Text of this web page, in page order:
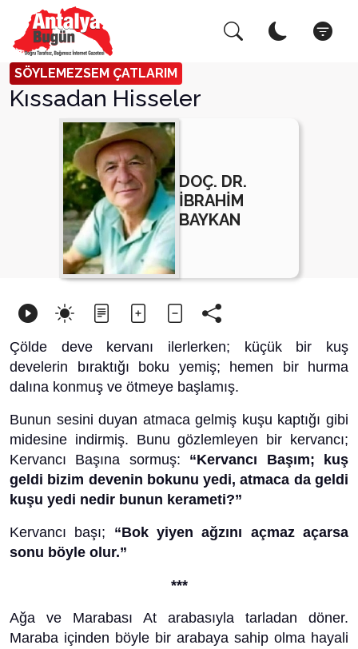
SÖYLEMEZSEM ÇATLARIM
Kıssadan Hisseler
DOÇ. DR.
İBRAHİM
BAYKAN
Çölde deve kervanı ilerlerken; küçük bir kuş
develerin bıraktığı boku yemiş; hemen bir hurma
dalına konmuş ve ötmeye başlamış.
Bunun sesini duyan atmaca gelmiş kuşu kaptığı gibi
midesine indirmiş. Bunu gözlemleyen bir kervancı;
Kervancı Başına sormuş: “Kervancı Başım; kuş
geldi bizim devenin bokunu yedi, atmaca da geldi
kuşu yedi nedir bunun kerameti?”
Kervancı başı; “Bok yiyen ağzını açmaz açarsa
sonu böyle olur.”
***
Ağa ve Marabası At arabasıyla tarladan döner.
Maraba içinden böyle bir arabaya sahip olma hayali
Arama Yap! Kapat